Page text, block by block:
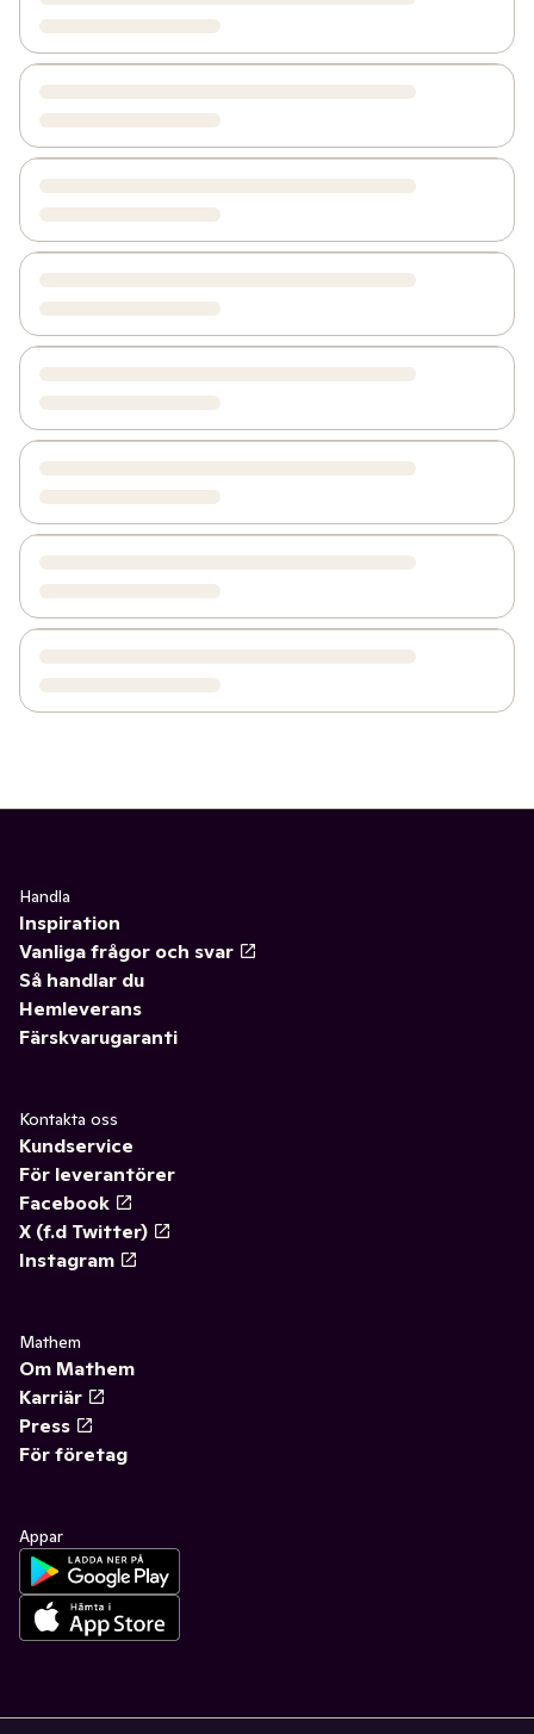
Handla
Inspiration
Vanliga frågor och svar
Så handlar du
Hemleverans
Färskvarugaranti
Kontakta oss
Kundservice
För leverantörer
Facebook
X (f.d Twitter)
Instagram
Mathem
Om Mathem
Karriär
Press
För företag
Appar